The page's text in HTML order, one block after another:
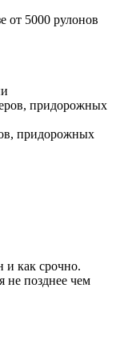
от 5000 рулонов
придорожных
и как срочно.
не позднее чем